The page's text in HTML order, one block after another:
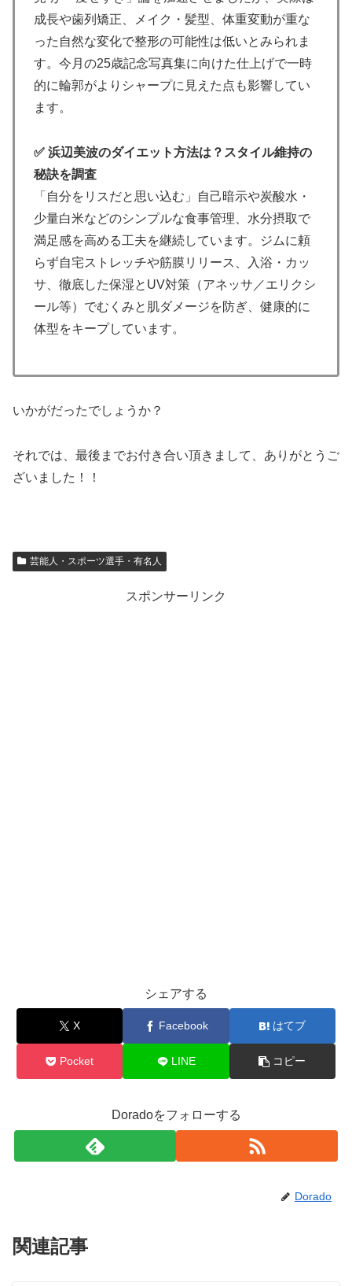
成長や歯列矯正、メイク・髪型、体重変動が重な
った自然な変化で整形の可能性は低いとみられま
す。今月の25歳記念写真集に向けた仕上げで一時
的に輪郭がよりシャープに見えた点も影響してい
ます。
✅ 浜辺美波のダイエット方法は？スタイル維持の
秘訣を調査
「自分をリスだと思い込む」自己暗示や炭酸水・
少量白米などのシンプルな食事管理、水分摂取で
満足感を高める工夫を継続しています。ジムに頼
らず自宅ストレッチや筋膜リリース、入浴・カッ
サ、徹底した保湿とUV対策（アネッサ／エリクシ
ール等）でむくみと肌ダメージを防ぎ、健康的に
体型をキープしています。
いかがだったでしょうか？
それでは、最後までお付き合い頂きまして、ありがとうご
ざいました！！
芸能人・スポーツ選手・有名人
スポンサーリンク
シェアする
X Facebook はてブ
Pocket LINE コピー
Doradoをフォローする
Dorado
関連記事